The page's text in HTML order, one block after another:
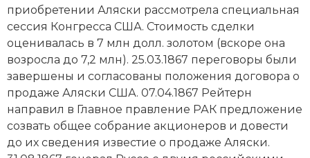
приобретении Аляски рассмотрела специальная
сессия Конгресса США. Стоимость сделки
оценивалась в 7 млн долл. золотом (вскоре она
возросла до 7,2 млн). 25.03.1867 переговоры были
завершены и согласованы положения договора о
продаже Аляски США. 07.04.1867 Рейтерн
направил в Главное правление РАК предложение
созвать общее собрание акционеров и довести
до их сведения известие о продаже Аляски.